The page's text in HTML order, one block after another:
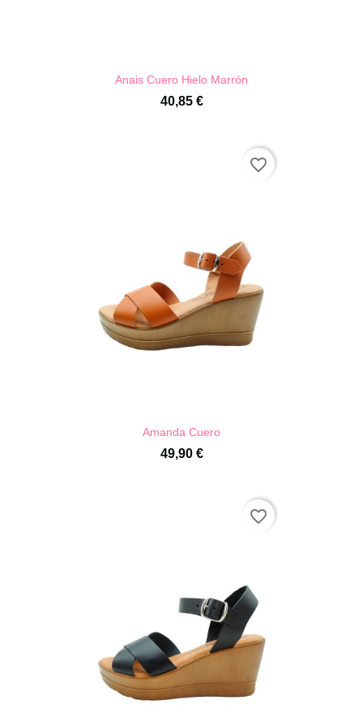
Anais Cuero Hielo Marrón
40,85 €
Amanda Cuero
49,90 €
favorite_border
favorite_border